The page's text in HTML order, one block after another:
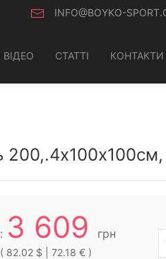
INFO@BOYKO-
СТАТТІ КОНТАКТИ
200,.4х100х100см,
3 609 грн
( 82.02 $ | 72.18 € )